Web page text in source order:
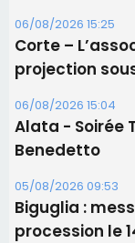
06/08/2026 15:25
Corte –
projection
06/08/2026 15:04
Alata - Soirée
Benedetto
05/08/2026 09:53
Biguglia :
procession le